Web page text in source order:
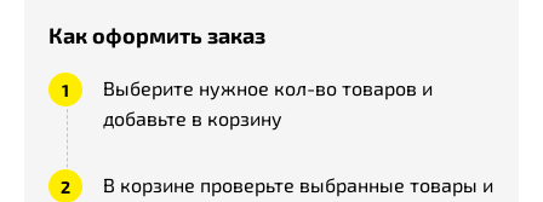
Как оформить заказ
Выберите нужное кол-во товаров и
добавьте в корзину
В корзине проверьте выбранные товары и